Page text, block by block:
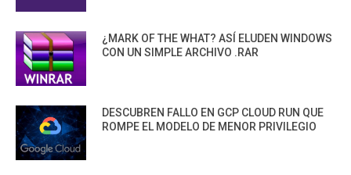
¿MARK OF THE WHAT? ASÍ ELUDEN WINDOWS
CON UN SIMPLE ARCHIVO .RAR
DESCUBREN FALLO EN GCP CLOUD RUN QUE
ROMPE EL MODELO DE MENOR PRIVILEGIO